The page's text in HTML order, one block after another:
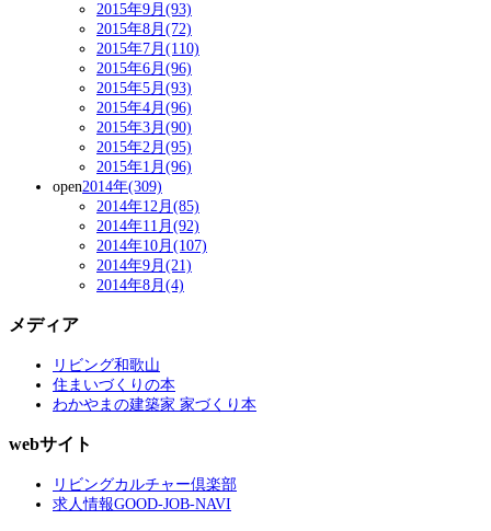
2015年9月(93)
2015年8月(72)
2015年7月(110)
2015年6月(96)
2015年5月(93)
2015年4月(96)
2015年3月(90)
2015年2月(95)
2015年1月(96)
open2014年(309)
2014年12月(85)
2014年11月(92)
2014年10月(107)
2014年9月(21)
2014年8月(4)
メディア
リビング和歌山
住まいづくりの本
わかやまの建築家 家づくり本
webサイト
リビングカルチャー倶楽部
求人情報GOOD-JOB-NAVI